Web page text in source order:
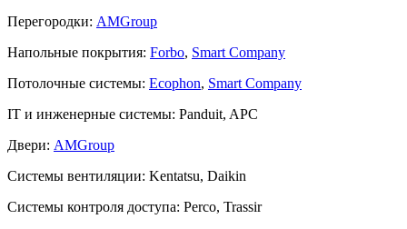
Перегородки: AMGroup
Напольные покрытия: Forbo, Smart Company
Потолочные системы: Ecophon, Smart Company
IT и инженерные системы: Panduit, APC
Двери: AMGroup
Системы вентиляции: Kentatsu, Daikin
Системы контроля доступа: Perco, Trassir